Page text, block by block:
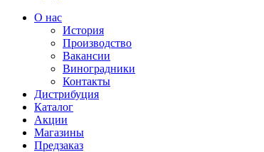
О нас
История
Производство
Вакансии
Виноградники
Контакты
Дистрибуция
Каталог
Акции
Магазины
Предзаказ